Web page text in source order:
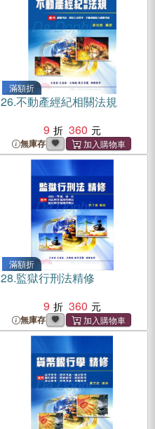
滿額折
26.不動產經紀相關法規
9
360
無庫存
滿額折
28.監獄行刑法精修
9
360
無庫存